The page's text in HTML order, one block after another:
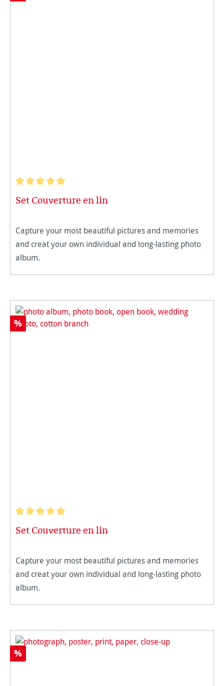
Set Couverture en lin
Capture your most beautiful pictures and memories
and creat your own individual and long-lasting photo
album.
%
Set Couverture en lin
Capture your most beautiful pictures and memories
and creat your own individual and long-lasting photo
album.
%